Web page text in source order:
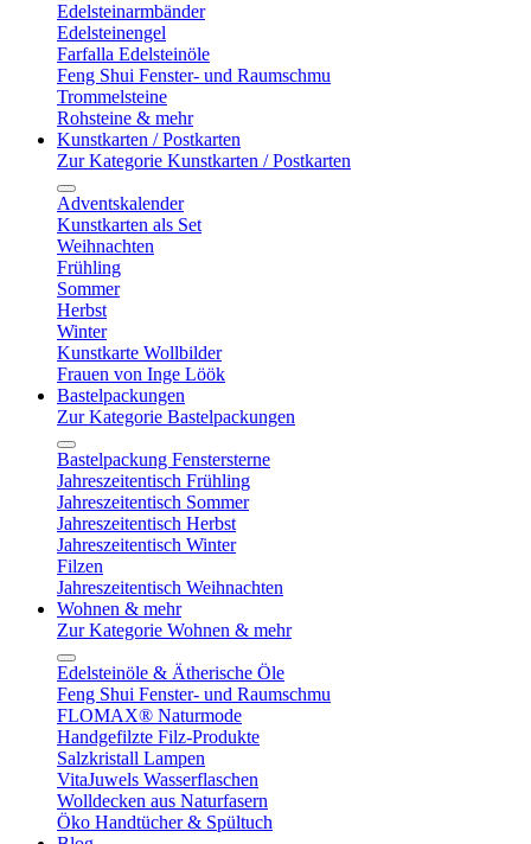
Edelsteinarmbänder
Edelsteinengel
Farfalla Edelsteinöle
Feng Shui Fenster- und Raumschmu
Trommelsteine
Rohsteine & mehr
Kunstkarten / Postkarten
Zur Kategorie Kunstkarten / Postkarten
Adventskalender
Kunstkarten als Set
Weihnachten
Frühling
Sommer
Herbst
Winter
Kunstkarte Wollbilder
Frauen von Inge Löök
Bastelpackungen
Zur Kategorie Bastelpackungen
Bastelpackung Fenstersterne
Jahreszeitentisch Frühling
Jahreszeitentisch Sommer
Jahreszeitentisch Herbst
Jahreszeitentisch Winter
Filzen
Jahreszeitentisch Weihnachten
Wohnen & mehr
Zur Kategorie Wohnen & mehr
Edelsteinöle & Ätherische Öle
Feng Shui Fenster- und Raumschmu
FLOMAX® Naturmode
Handgefilzte Filz-Produkte
Salzkristall Lampen
VitaJuwels Wasserflaschen
Wolldecken aus Naturfasern
Öko Handtücher & Spültuch